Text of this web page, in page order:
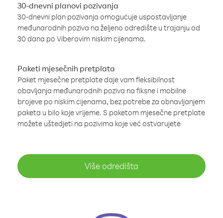
30-dnevni planovi pozivanja
30-dnevni plan pozivanja omogućuje uspostavljanje
međunarodnih poziva na željeno odredište u trajanju od
30 dana po Viberovim niskim cijenama.
Paketi mjesečnih pretplata
Paket mjesečne pretplate daje vam fleksibilnost
obavljanja međunarodnih poziva na fiksne i mobilne
brojeve po niskim cijenama, bez potrebe za obnavljanjem
paketa u bilo koje vrijeme. S paketom mjesečne pretplate
možete uštedjeti na pozivima koje već ostvarujete
Više odredišta